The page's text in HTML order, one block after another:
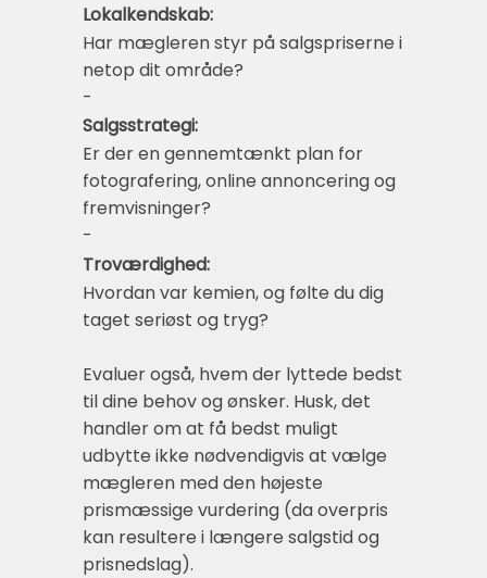
Lokalkendskab:
Har mægleren styr på salgspriserne i
netop dit område?
-
Salgsstrategi:
Er der en gennemtænkt plan for
fotografering, online annoncering og
fremvisninger?
-
Troværdighed:
Hvordan var kemien, og følte du dig
taget seriøst og tryg?
Evaluer også, hvem der lyttede bedst
til dine behov og ønsker. Husk, det
handler om at få bedst muligt
udbytte ikke nødvendigvis at vælge
mægleren med den højeste
prismæssige vurdering (da overpris
kan resultere i længere salgstid og
prisnedslag).